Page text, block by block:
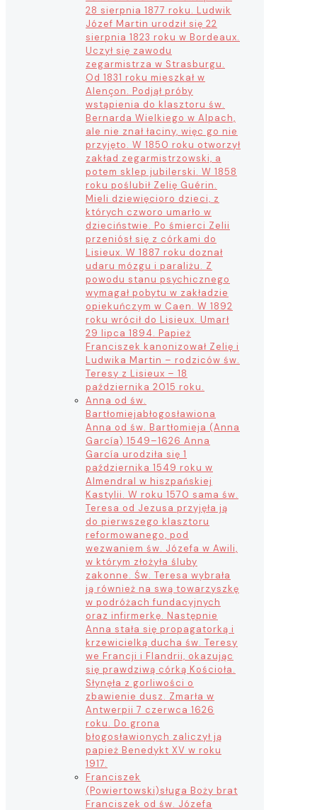
28 sierpnia 1877 roku. Ludwik
Józef Martin urodził się 22
sierpnia 1823 roku w Bordeaux.
Uczył się zawodu
zegarmistrza w Strasburgu.
Od 1831 roku mieszkał w
Alençon. Podjął próby
wstąpienia do klasztoru św.
Bernarda Wielkiego w Alpach,
ale nie znał łaciny, więc go nie
przyjęto. W 1850 roku otworzył
zakład zegarmistrzowski, a
potem sklep jubilerski. W 1858
roku poślubił Zelię Guérin.
Mieli dziewięcioro dzieci, z
których czworo umarło w
dzieciństwie. Po śmierci Zelii
przeniósł się z córkami do
Lisieux. W 1887 roku doznał
udaru mózgu i paraliżu. Z
powodu stanu psychicznego
wymagał pobytu w zakładzie
opiekuńczym w Caen. W 1892
roku wrócił do Lisieux. Umarł
29 lipca 1894. Papież
Franciszek kanonizował Zelię i
Ludwika Martin – rodziców św.
Teresy z Lisieux – 18
października 2015 roku.
Anna od św.
Bartłomiejabłogosławiona
Anna od św. Bartłomieja (Anna
García) 1549–1626 Anna
García urodziła się 1
października 1549 roku w
Almendral w hiszpańskiej
Kastylii. W roku 1570 sama św.
Teresa od Jezusa przyjęła ją
do pierwszego klasztoru
reformowanego, pod
wezwaniem św. Józefa w Awili,
w którym złożyła śluby
zakonne. Św. Teresa wybrała
ją również na swą towarzyszkę
w podróżach fundacyjnych
oraz infirmerkę. Następnie
Anna stała się propagatorką i
krzewicielką ducha św. Teresy
we Francji i Flandrii, okazując
się prawdziwą córką Kościoła.
Słynęła z gorliwości o
zbawienie dusz. Zmarła w
Antwerpii 7 czerwca 1626
roku. Do grona
błogosławionych zaliczył ją
papież Benedykt XV w roku
1917.
Franciszek
(Powiertowski)sługa Boży brat
Franciszek od św. Józefa